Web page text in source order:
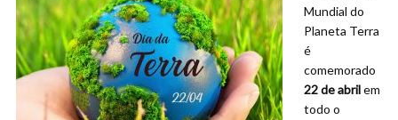
Mundial do
Planeta Terra
é
comemorado
22 de abrilem
todo o